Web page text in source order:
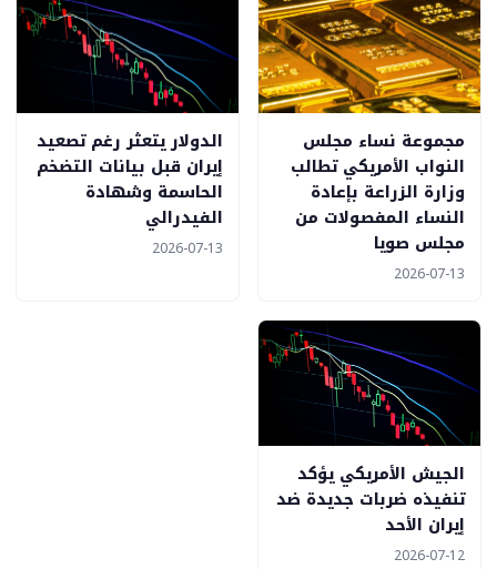
مجموعة نساء مجلس
النواب الأمريكي تطالب
وزارة الزراعة بإعادة
النساء المفصولات من
مجلس صويا
2026-07-13
الدولار يتعثر رغم تصعيد
إيران قبل بيانات التضخم
الحاسمة وشهادة
الفيدرالي
2026-07-13
الجيش الأمريكي يؤكد
تنفيذه ضربات جديدة ضد
إيران الأحد
2026-07-12